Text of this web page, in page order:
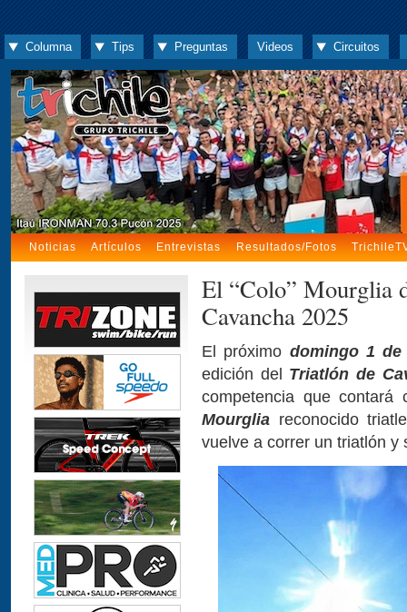
Columna Tips Preguntas Videos Circuitos
Noticias Artículos Entrevistas Resultados/Fotos
El “Colo” Mourglia
Cavancha 2025
El próximo domingo 1
edición del Triatlón de
competencia que
Mourglia reconocido
vuelve a correr un triatlón